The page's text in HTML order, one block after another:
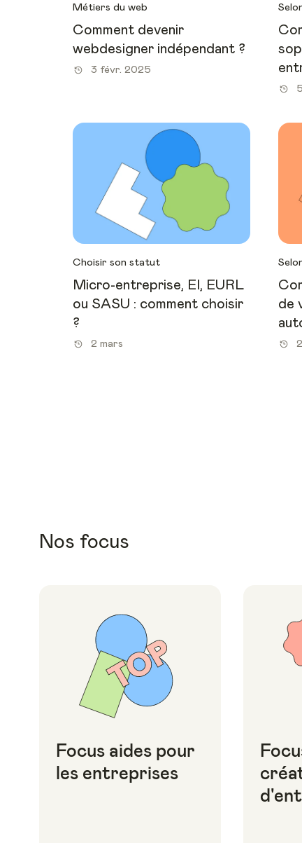
Métiers du web
Comment devenir
webdesigner indépendant ?
3 févr. 2025
Choisir son statut
Micro-entreprise, EI, EURL
ou SASU : comment choisir
?
2 mars
de
Nos focus
Focus aides pour
les entreprises